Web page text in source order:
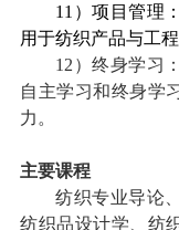
11 ）项目管理
用于纺织产品与工
12 ）终身学习
自主学习和终身学
力。
主要课程
纺织专业导论
纺织品设计学、纺